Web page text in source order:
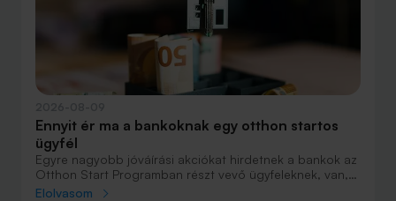
Ennyit ér ma a bankoknak egy otthon startos
ügyfél
Egyre nagyobb jóváírási akciókat hirdetnek a bankok az
Otthon Start Programban részt vevő ügyfeleknek, van,
ahol összesen akár félmillió forint jóváírást is össze lehet
Elolvasom